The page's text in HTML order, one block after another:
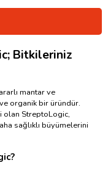
Bitkileriniz
mantar ve
organik bir üründür.
olan StreptoLogic,
sağlıklı büyümelerini